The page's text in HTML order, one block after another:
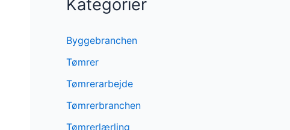
Kategorier
Byggebranchen
Tømrer
Tømrerarbejde
Tømrerbranchen
Tømrerlærling